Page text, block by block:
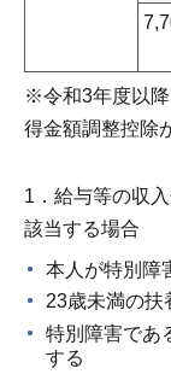
※令和3年度以
得金額調整控除
1．給与等の収
該当する場合
本人が特別障
23歳未満の扶
特別障害であ
する